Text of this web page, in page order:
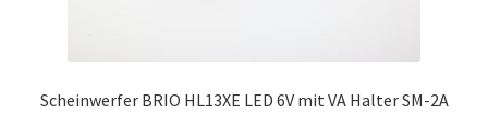
Scheinwerfer BRIO HL13XE LED 6V mit VA Halter SM-2A